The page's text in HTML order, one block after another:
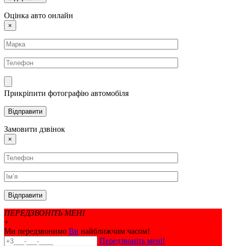
Оцінка авто онлайн
×
Прикріпити фотографію автомобіля
Замовити дзвінок
×
ПЕРЕДЗВОНІТЬ МЕНІ
+
Ми передзвонимо Ви найближчим часом!
Передзвоніть мені!